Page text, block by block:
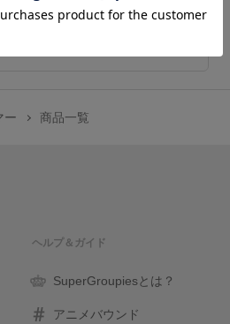
ー 商品一覧
ヘルプ＆ガイド
SuperGroupiesとは？
アニメバウンド